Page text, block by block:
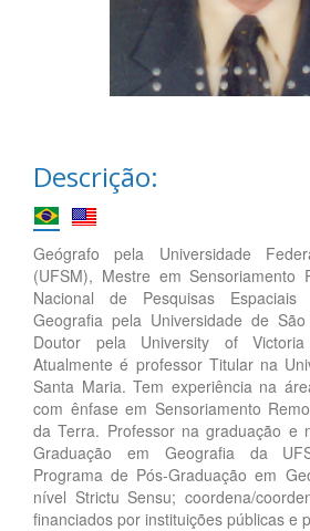
Descrição:
Geógrafo pela Universidade
(UFSM), Mestre em Sensoriamento
Nacional de Pesquisas
Geografia pela Universidade de
Doutor pela University of
Atualmente é professor Titular na
Santa Maria. Tem experiência na
com ênfase em Sensoriamento
da Terra. Professor na graduação e
Graduação em Geografia da
Programa de Pós-Graduação em
nível Strictu Sensu; coordena/
financiados por instituições públicas e